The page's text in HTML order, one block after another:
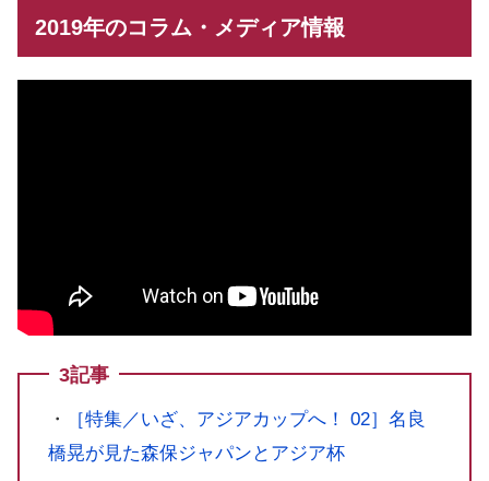
2019年のコラム・メディア情報
3記事
・
［特集／いざ、アジアカップへ！ 02］名良
橋晃が見た森保ジャパンとアジア杯